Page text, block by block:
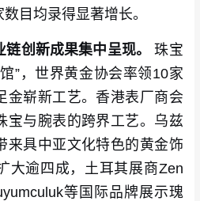
目均录得显著增长。
创新成果集中呈现。
珠宝
”，世界黄金协会率领10家
金崭新工艺。香港表厂商会
宝与腕表的跨界工艺。乌兹
来具中亚文化特色的黄金饰
大逾四成，土耳其展商Zen
等国际品牌展示瑰